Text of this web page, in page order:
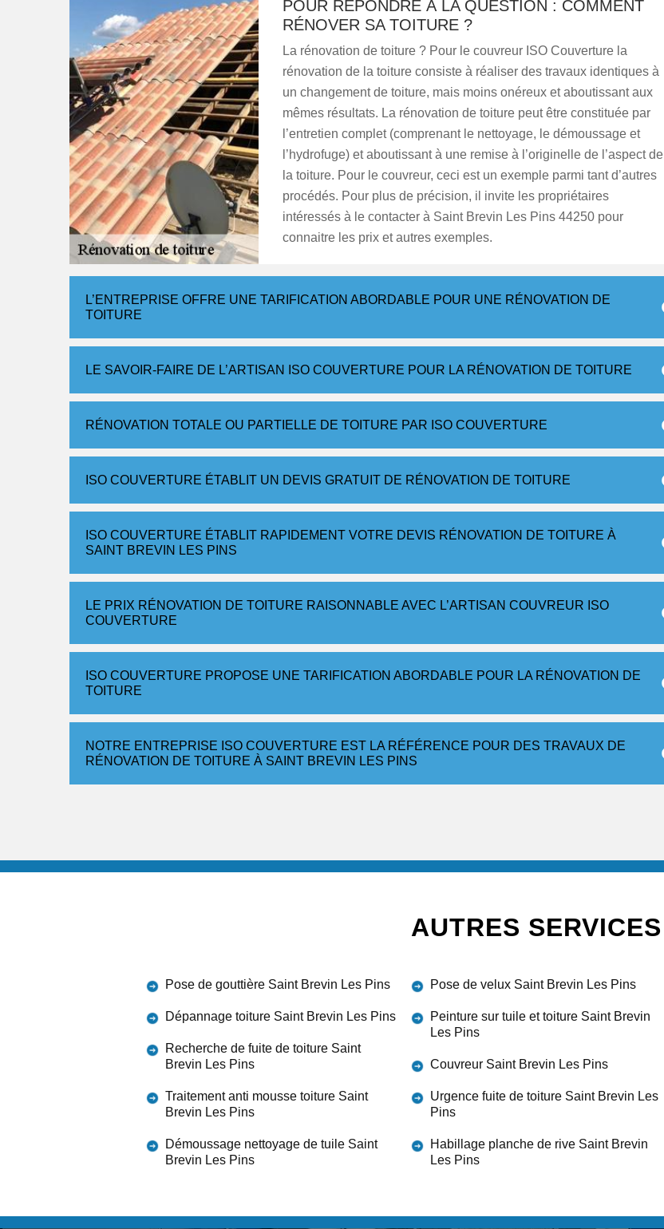
POUR RÉPONDRE À LA QUESTION : COMMENT
RÉNOVER SA TOITURE ?
La rénovation de toiture ? Pour le couvreur ISO Couverture la
rénovation de la toiture consiste à réaliser des travaux identiques à
un changement de toiture, mais moins onéreux et aboutissant aux
mêmes résultats. La rénovation de toiture peut être constituée par
l’entretien complet (comprenant le nettoyage, le démoussage et
l’hydrofuge) et aboutissant à une remise à l’originelle de l’aspect de
la toiture. Pour le couvreur, ceci est un exemple parmi tant d’autres
procédés. Pour plus de précision, il invite les propriétaires
intéressés à le contacter à Saint Brevin Les Pins 44250 pour
connaitre les prix et autres exemples.
L’ENTREPRISE OFFRE UNE TARIFICATION ABORDABLE POUR UNE RÉNOVATION DE
TOITURE
LE SAVOIR-FAIRE DE L’ARTISAN ISO COUVERTURE POUR LA RÉNOVATION DE TOITURE
RÉNOVATION TOTALE OU PARTIELLE DE TOITURE PAR ISO COUVERTURE
ISO COUVERTURE ÉTABLIT UN DEVIS GRATUIT DE RÉNOVATION DE TOITURE
ISO COUVERTURE ÉTABLIT RAPIDEMENT VOTRE DEVIS RÉNOVATION DE TOITURE À
SAINT BREVIN LES PINS
LE PRIX RÉNOVATION DE TOITURE RAISONNABLE AVEC L’ARTISAN COUVREUR ISO
COUVERTURE
ISO COUVERTURE PROPOSE UNE TARIFICATION ABORDABLE POUR LA RÉNOVATION DE
TOITURE
NOTRE ENTREPRISE ISO COUVERTURE EST LA RÉFÉRENCE POUR DES TRAVAUX DE
RÉNOVATION DE TOITURE À SAINT BREVIN LES PINS
AUTRES SERVICES
Pose de gouttière Saint Brevin Les Pins
Dépannage toiture Saint Brevin Les Pins
Recherche de fuite de toiture Saint
Brevin Les Pins
Traitement anti mousse toiture Saint
Brevin Les Pins
Démoussage nettoyage de tuile Saint
Brevin Les Pins
Pose de velux Saint Brevin Les Pins
Peinture sur tuile et toiture Saint Brevin
Les Pins
Couvreur Saint Brevin Les Pins
Urgence fuite de toiture Saint Brevin Les
Pins
Habillage planche de rive Saint Brevin
Les Pins